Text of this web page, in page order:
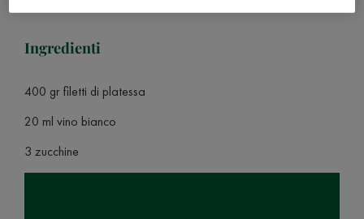
Ingredienti
400 gr filetti di platessa
20 ml vino bianco
3 zucchine